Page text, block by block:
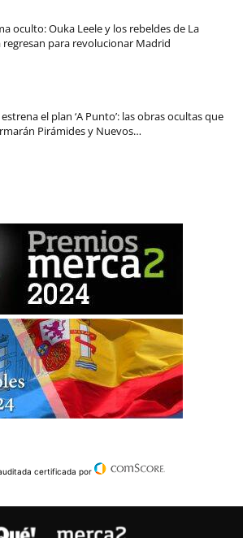
oculto: Ouka Leele y los rebeldes de La
regresan para revolucionar Madrid
el plan ‘A Punto’: las obras ocultas que
Pirámides y Nuevos…
certificada por